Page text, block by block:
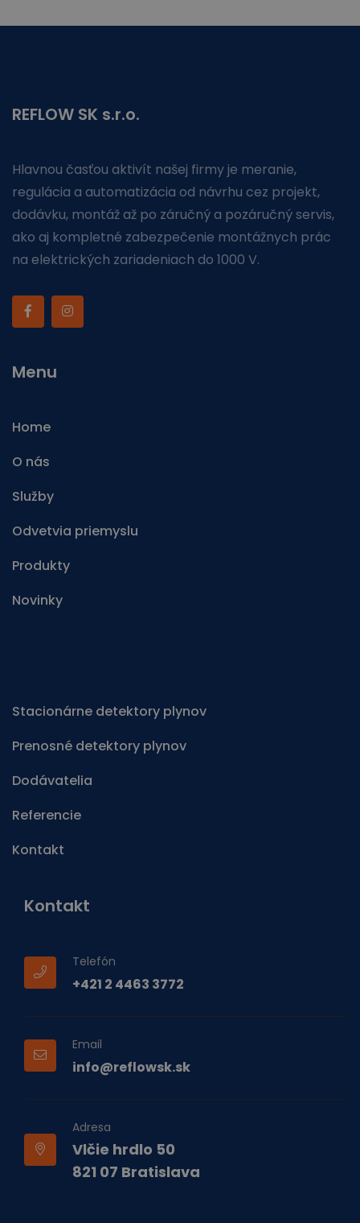
REFLOW SK s.r.o.
Hlavnou časťou aktivít našej firmy je meranie,
regulácia a automatizácia od návrhu cez projekt,
dodávku, montáž až po záručný a pozáručný servis,
ako aj kompletné zabezpečenie montážnych prác
na elektrických zariadeniach do 1000 V.
Menu
Home
O nás
Služby
Odvetvia priemyslu
Produkty
Novinky
Stacionárne detektory plynov
Prenosné detektory plynov
Dodávatelia
Referencie
Kontakt
Kontakt
Telefón
+421 2 4463 3772
Email
info@reflowsk.sk
Adresa
Vlčie hrdlo 50
821 07 Bratislava